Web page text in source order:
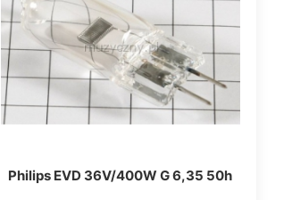
Philips EVD 36V/400W G 6,35 50h